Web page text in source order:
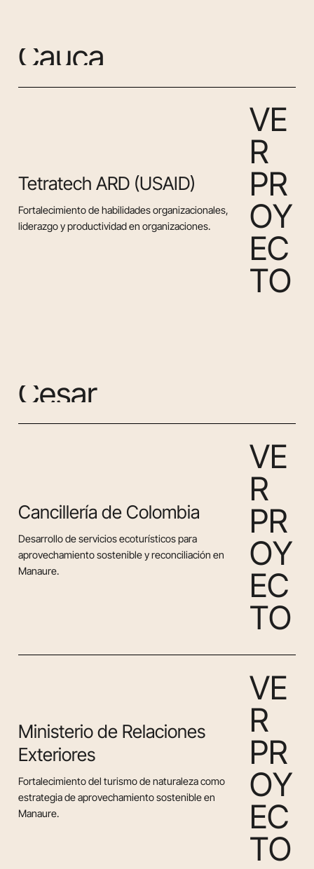
Cauca
Tetratech ARD (USAID)
Fortalecimiento de habilidades organizacionales,
liderazgo y productividad en organizaciones.
VE
R
PR
OY
EC
TO
Cesar
Cancillería de Colombia
Desarrollo de servicios ecoturísticos para
aprovechamiento sostenible y reconciliación en
Manaure.
VE
R
PR
OY
EC
TO
Ministerio de Relaciones
Exteriores
Fortalecimiento del turismo de naturaleza como
estrategia de aprovechamiento sostenible en
Manaure.
VE
R
PR
OY
EC
TO